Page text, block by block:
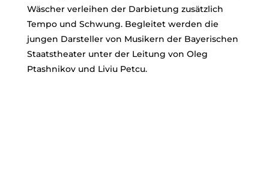
Wäscher verleihen der Darbietung zusätzlich
Tempo und Schwung. Begleitet werden die
jungen Darsteller von Musikern der Bayerischen
Staatstheater unter der Leitung von Oleg
Ptashnikov und Liviu Petcu.